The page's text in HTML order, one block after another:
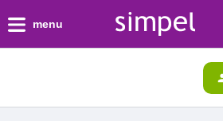
menu